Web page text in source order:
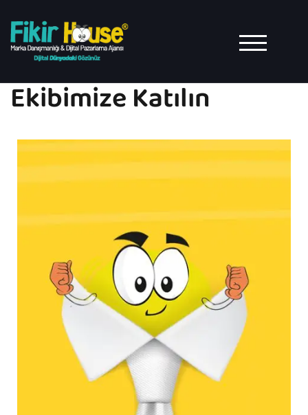
TOGGLE
Ekibimize Katılın